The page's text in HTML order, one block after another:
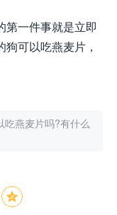
第一件事就是立即
可以吃燕麦片，
吃燕麦片吗?有什么